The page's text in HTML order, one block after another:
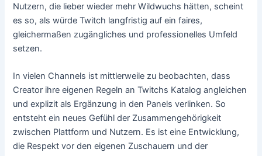
Nutzern, die lieber wieder mehr Wildwuchs hätten, scheint
es so, als würde Twitch langfristig auf ein faires,
gleichermaßen zugängliches und professionelles Umfeld
setzen.
In vielen Channels ist mittlerweile zu beobachten, dass
Creator ihre eigenen Regeln an Twitchs Katalog angleichen
und explizit als Ergänzung in den Panels verlinken. So
entsteht ein neues Gefühl der Zusammengehörigkeit
zwischen Plattform und Nutzern. Es ist eine Entwicklung,
die Respekt vor den eigenen Zuschauern und der